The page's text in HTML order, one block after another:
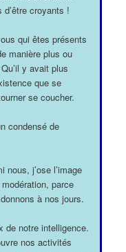
croyants !
qui êtes présents
manière plus ou
y avait plus
que se
se coucher.
condensé de
nous, j’ose l’image
parce
à nos jours.
de notre intelligence.
nos activités